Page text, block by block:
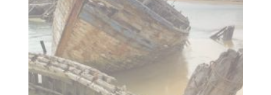
Bouger Déguster